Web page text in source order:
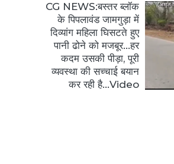
CG NEWS:बस्तर ब्लॉक
के पिपलावंड जामगुड़ा में
दिव्यांग महिला घिसटते हुए
पानी ढोने को मजबूर…हर
कदम उसकी पीड़ा, पूरी
व्यवस्था की सच्चाई बयान
कर रही है…Video